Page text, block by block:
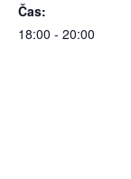
Čas:
18:00 - 20:00